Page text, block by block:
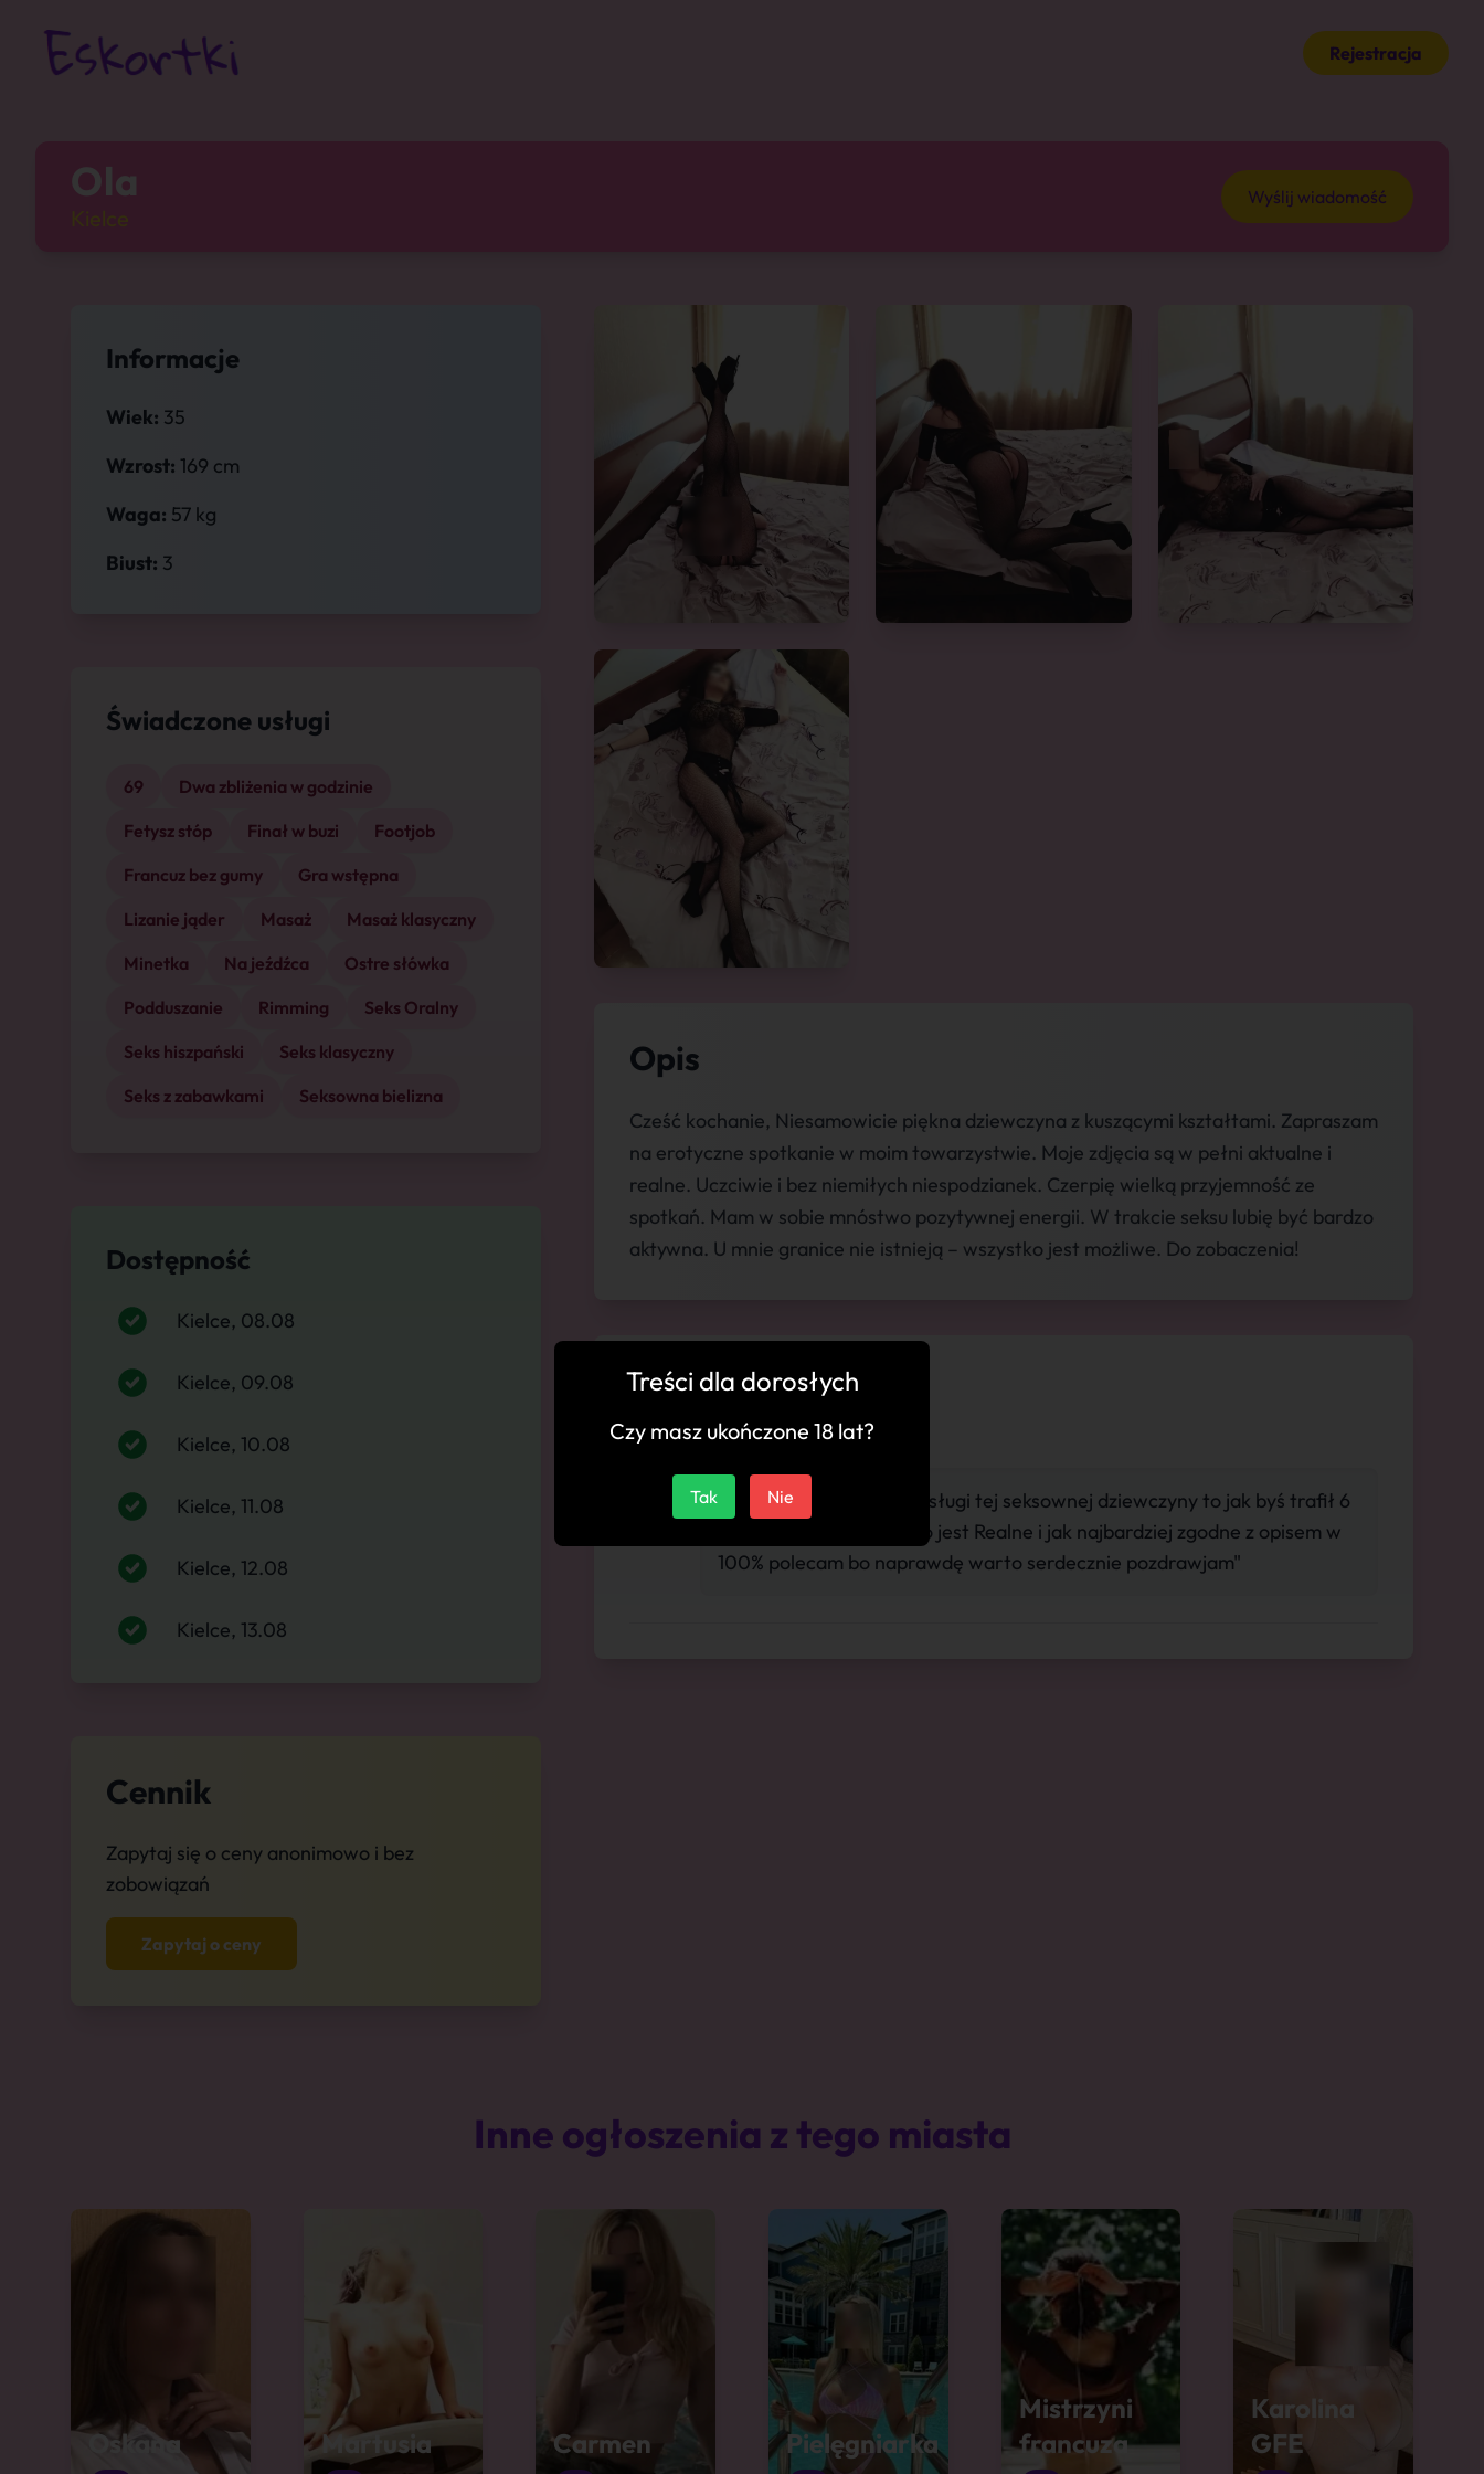
Rejestracja
Ola Wyślij wiadomość
Informacje
Wiek: 35
Wzrost: 169 cm
Waga: 57 kg
Biust: 3
Świadczone usługi
69
Dwa zbliżenia w godzinie
Fetysz stóp
Finał w buzi
Footjob
Francuz bez gumy
Gra wstępna
Lizanie jąder
Masaż
Masaż klasyczny
Minetka
Na jeźdźca
Ostre słówka
Podduszanie
Rimming
Seks Oralny
Seks hiszpański
Seks klasyczny
Seks z zabawkami
Seksowna bielizna
Dostępność
Kielce, 08.08
Kielce, 09.08
Kielce, 10.08
Kielce, 11.08
Kielce, 12.08
Kielce, 13.08
Cennik
Zapytaj się o ceny anonimowo i bez
zobowiązań
Zapytaj o ceny
Opis
Cześć kochanie, Niesamowicie piękna dziewczyna z kuszącymi kształtami. Zapraszam
na erotyczne spotkanie w moim towarzystwie. Moje zdjęcia są w pełni aktualne i
realne. Uczciwie i bez niemiłych niespodzianek. Czerpię wielką przyjemność ze
spotkań. Mam w sobie mnóstwo pozytywnej energii. W trakcie seksu lubię być bardzo
aktywna. U mnie granice nie istnieją – wszystko jest możliwe. Do zobaczenia!
💬 Komentarze
"Wybierając wszystkie usługi tej seksownej dziewczyny to jak byś trafił 6
w Totolotka bo wszystko jest Realne i jak najbardziej zgodne z opisem w
100% polecam bo naprawdę warto serdecznie pozdrawjam"
Inne ogłoszenia z tego miasta
Oskana Martusia Carmen Pielęgniarka
Mistrzyni
francuza
Karolina
GFE
Treści dla dorosłych
Czy masz ukończone 18 lat?
Tak Nie